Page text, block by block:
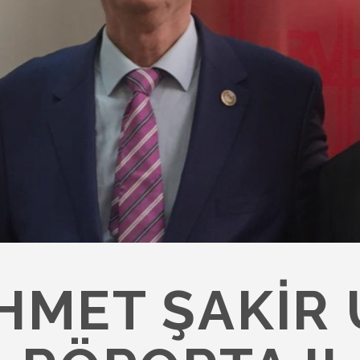
ŞAKIR